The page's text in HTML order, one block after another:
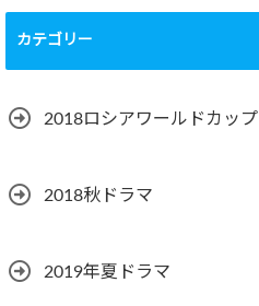
カテゴリー
2018ロシアワールドカップ
2018秋ドラマ
2019年夏ドラマ